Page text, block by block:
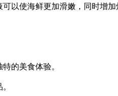
使海鲜更加滑嫩，同时增加
的美食体验。